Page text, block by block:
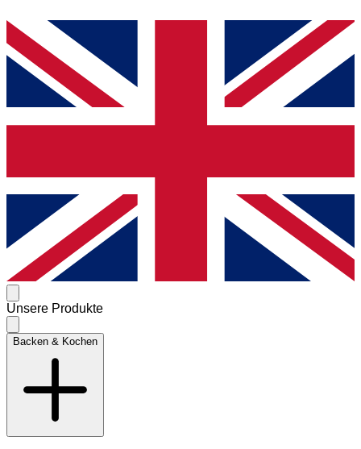
Unsere Produkte
Backen & Kochen